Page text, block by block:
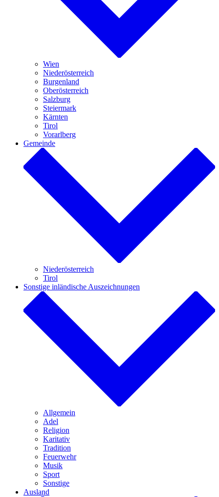
Wien
Niederösterreich
Burgenland
Oberösterreich
Salzburg
Steiermark
Kärnten
Tirol
Vorarlberg
Gemeinde
Niederösterreich
Tirol
Sonstige inländische Auszeichnungen
Allgemein
Adel
Religion
Karitativ
Tradition
Feuerwehr
Musik
Sport
Sonstige
Ausland